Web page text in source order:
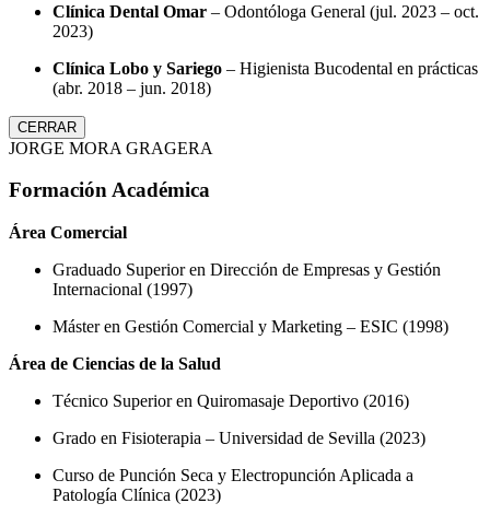
Clínica Dental Omar – Odontóloga General (jul. 2023 – oct.
2023)
Clínica Lobo y Sariego – Higienista Bucodental en prácticas
(abr. 2018 – jun. 2018)
CERRAR
JORGE MORA GRAGERA
Formación Académica
Área Comercial
Graduado Superior en Dirección de Empresas y Gestión
Internacional (1997)
Máster en Gestión Comercial y Marketing – ESIC (1998)
Área de Ciencias de la Salud
Técnico Superior en Quiromasaje Deportivo (2016)
Grado en Fisioterapia – Universidad de Sevilla (2023)
Curso de Punción Seca y Electropunción Aplicada a
Patología Clínica (2023)